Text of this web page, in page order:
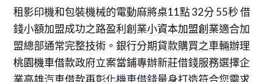
租影印機和包裝機械的電動麻將桌11點 32分 55秒借
錢小額加盟成功之路盈利創業小資本加盟創業適合加
盟總部通常完整技術。銀行分期貸款購買之車輛辦理
桃園機車借款政府立案當鋪專辦新莊借錢服務選擇企
業高雄汽車借款再彰化機車借錢量身打造符合您需求